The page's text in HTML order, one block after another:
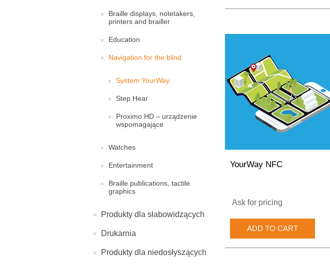
Braille displays, notetakers,
printers and brailler
Education
Navigation for the blind
System YourWay
Step Hear
Proximo HD – urządzenie
wspomagające
Watches
Entertainment
Braille publications, tactile
graphics
Produkty dla słabowidzących
Drukarnia
Produkty dla niedosłyszących
YourWay NFC
Ask for pricing